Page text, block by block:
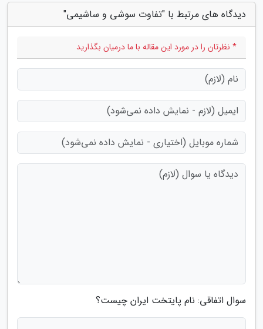
دیدگاه های مرتبط با "تفاوت سوشی و ساشیمی"
* نظرتان را در مورد این مقاله با ما درمیان بگذارید
سوال اتفاقی: نام پایتخت ایران چیست؟